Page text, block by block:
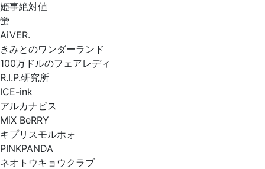
姫事絶対値
蛍
AiVER.
きみとのワンダーランド
100万ドルのフェアレディ
R.I.P.研究所
ICE-ink
アルカナビス
MiX BeRRY
キプリスモルホォ
PINKPANDA
ネオトウキョウクラブ